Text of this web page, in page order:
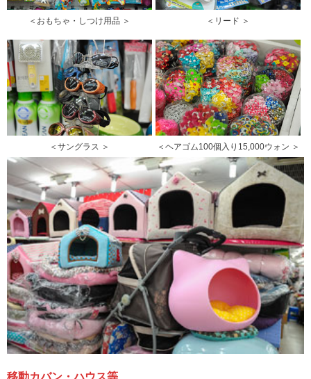
＜おもちゃ・しつけ用品 ＞ ＜リード ＞
＜サングラス ＞ ＜ヘアゴム100個入り15,000ウォン ＞
移動カバン・ハウス等